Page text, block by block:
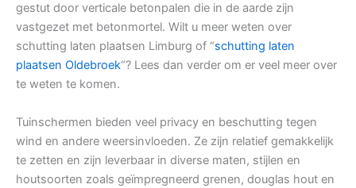
gestut door verticale betonpalen die in de aarde zijn
vastgezet met betonmortel. Wilt u meer weten over
schutting laten plaatsen Limburg of “schutting laten
plaatsen Oldebroek“? Lees dan verder om er veel meer over
te weten te komen.
Tuinschermen bieden veel privacy en beschutting tegen
wind en andere weersinvloeden. Ze zijn relatief gemakkelijk
te zetten en zijn leverbaar in diverse maten, stijlen en
houtsoorten zoals geïmpregneerd grenen, douglas hout en